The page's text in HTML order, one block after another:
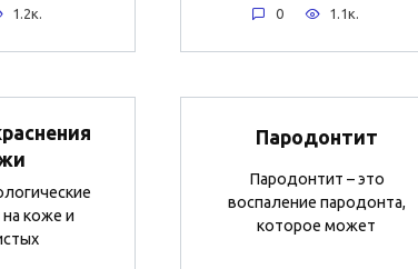
1.2к. 0 1.1к.
коже и
Пародонтит
Пародонтит – это
воспаление пародонта,
которое может